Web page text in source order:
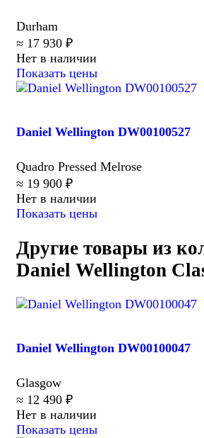
Durham
≈ 17 930 ₽
Нет в наличии
Показать цены
Daniel Wellington DW00100527
Quadro Pressed Melrose
≈ 19 900 ₽
Нет в наличии
Показать цены
Другие товары из
Daniel Wellington
Daniel Wellington DW00100047
Glasgow
≈ 12 490 ₽
Нет в наличии
Показать цены